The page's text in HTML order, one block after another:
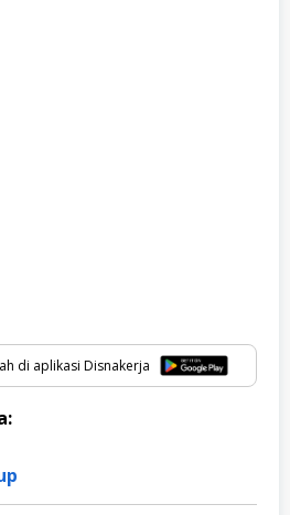
di aplikasi Disnakerja